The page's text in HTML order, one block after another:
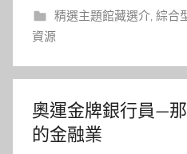
精選主題館藏選介, 綜合
資源
奧運金牌銀行員—
的金融業